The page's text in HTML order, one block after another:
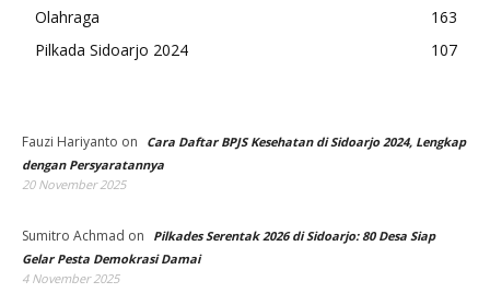
Olahraga
163
Pilkada Sidoarjo 2024
107
Fauzi Hariyanto on
Cara Daftar BPJS Kesehatan di Sidoarjo 2024, Lengkap
dengan Persyaratannya
20 November 2025
Sumitro Achmad on
Pilkades Serentak 2026 di Sidoarjo: 80 Desa Siap
Gelar Pesta Demokrasi Damai
4 November 2025